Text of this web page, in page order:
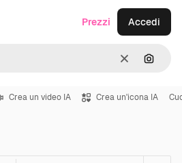
CancellaCerca
Prezzi Accedi
Crea un video IA Crea un'icona IA